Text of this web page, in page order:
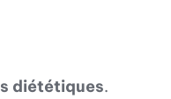
diététiques.